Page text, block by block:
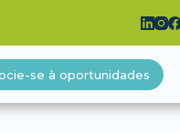
se à oportunidades